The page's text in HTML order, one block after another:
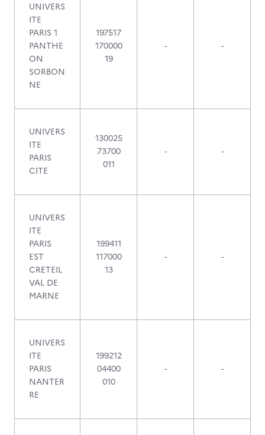
UNIVERS
ITE
PARIS 1
PANTHE
ON
SORBON
NE
197517
170000
19
- -
UNIVERS
ITE
PARIS
CITE
130025
73700
011
- -
UNIVERS
ITE
PARIS
EST
CRETEIL
VAL DE
MARNE
199411
117000
13
- -
UNIVERS
ITE
PARIS
NANTER
RE
199212
04400
010
- -